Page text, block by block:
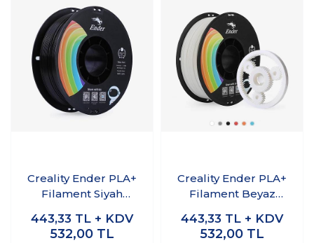
Creality Ender PLA+
Filament Siyah
443,33 TL + KDV
532,00 TL
Creality Ender PLA+
Filament Beyaz
443,33 TL + KDV
532,00 TL